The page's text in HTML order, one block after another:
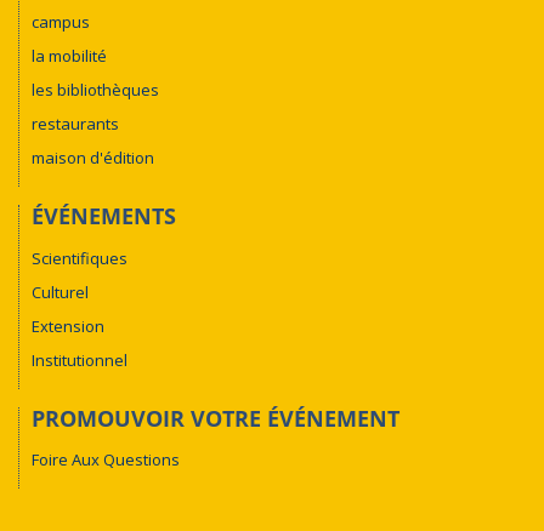
campus
la mobilité
les bibliothèques
restaurants
maison d'édition
ÉVÉNEMENTS
Scientifiques
Culturel
Extension
Institutionnel
PROMOUVOIR VOTRE ÉVÉNEMENT
Foire Aux Questions